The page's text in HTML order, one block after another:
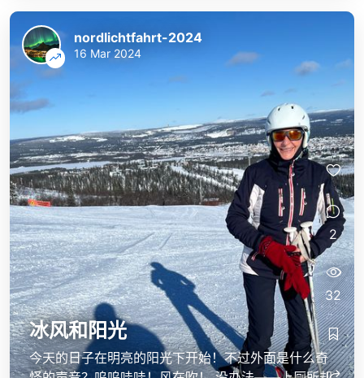
冰风和阳光
今天的日子在明亮的阳光下开始！不过外面是什么奇
nordlichtfahrt-2024
16 Mar 2024
2
32